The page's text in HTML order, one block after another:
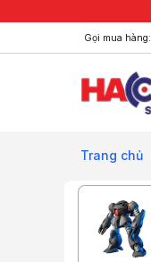
Gọi mua hàng:
Trang chủ